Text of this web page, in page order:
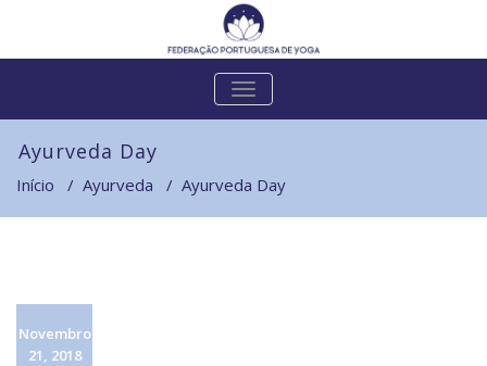
content
ALTERNAR
A
NAVEGAÇÃO
Ayurveda Day
Início / Ayurveda / Ayurveda Day
Novembro
21, 2018